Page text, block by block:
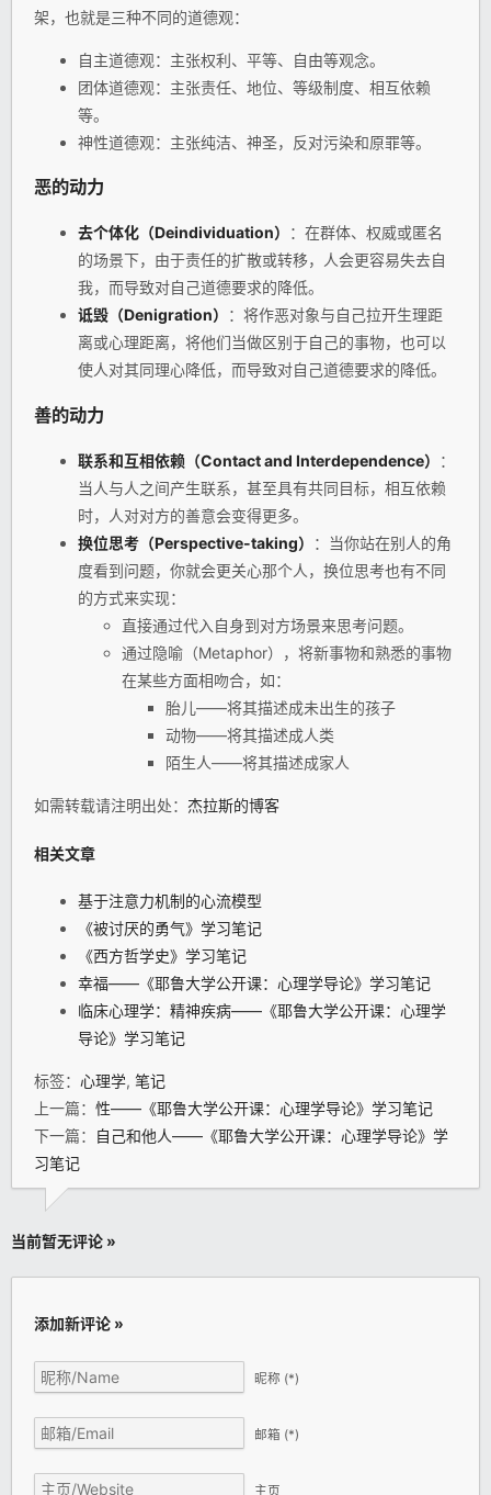
架，也就是三种不同的道德观：
自主道德观：主张权利、平等、自由等观念。
团体道德观：主张责任、地位、等级制度、相互依赖
等。
神性道德观：主张纯洁、神圣，反对污染和原罪等。
恶的动力
去个体化（Deindividuation）
：在群体、权威或匿名
的场景下，由于责任的扩散或转移，人会更容易失去自
我，而导致对自己道德要求的降低。
诋毁（Denigration）
：将作恶对象与自己拉开生理距
离或心理距离，将他们当做区别于自己的事物，也可以
使人对其同理心降低，而导致对自己道德要求的降低。
善的动力
联系和互相依赖（Contact and Interdependence）
：
当人与人之间产生联系，甚至具有共同目标，相互依赖
时，人对对方的善意会变得更多。
换位思考（Perspective-taking）
：当你站在别人的角
度看到问题，你就会更关心那个人，换位思考也有不同
的方式来实现：
直接通过代入自身到对方场景来思考问题。
通过隐喻（Metaphor），将新事物和熟悉的事物
在某些方面相吻合，如：
胎儿——将其描述成未出生的孩子
动物——将其描述成人类
陌生人——将其描述成家人
如需转载请注明出处： 杰拉斯的博客
相关文章
基于注意力机制的心流模型
《被讨厌的勇气》学习笔记
《西方哲学史》学习笔记
幸福——《耶鲁大学公开课：心理学导论》学习笔记
临床心理学：精神疾病——《耶鲁大学公开课：心理学
导论》学习笔记
标签： 心理学, 笔记
上一篇： 性——《耶鲁大学公开课：心理学导论》学习笔记
下一篇：
自己和他人——《耶鲁大学公开课：心理学导论》学
习笔记
当前暂无评论 »
添加新评论 »
昵称 (*)
邮箱 (*)
主页